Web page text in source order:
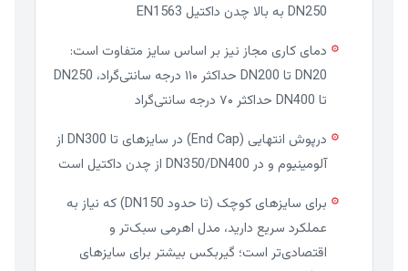
DN250 به بالا چدن داکتیل EN1563
⚙ دمای کاری مجاز نیز بر اساس سایز متفاوت است:
DN20 تا DN200 حداکثر ۱۱۰ درجه سانتی‌گراد، DN250
تا DN400 حداکثر ۷۰ درجه سانتی‌گراد
⚙
درپوش انتهایی (End Cap) در سایزهای تا DN300 از
آلومینیوم و در DN350/DN400 از چدن داکتیل است
⚙
برای سایزهای کوچک (تا حدود DN150) که نیاز به
عملکرد سریع دارید، مدل اهرمی سبک‌تر و
اقتصادی‌تر است؛ گیربکس بیشتر برای سایزهای